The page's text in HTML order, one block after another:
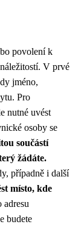
povolení k
V prvé
jméno,
Pro
nutné uvést
osoby se
součástí
žádáte.
případně i další
místo, kde
adresu
budete